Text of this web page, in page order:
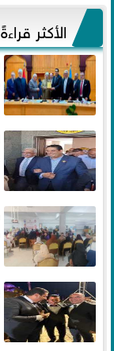
الأكثر قراءةً